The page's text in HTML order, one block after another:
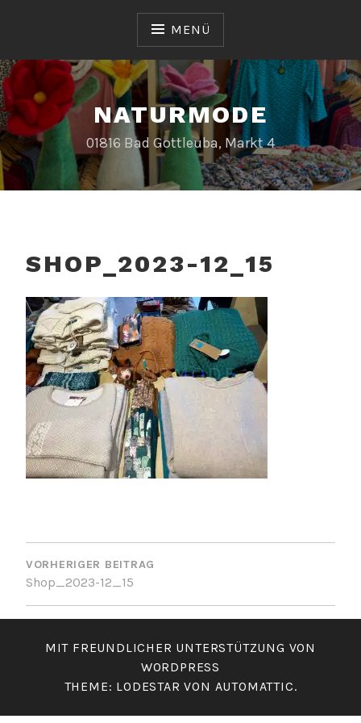
MENÜ
NATURMODE
01816 Bad Gottleuba, Markt 4
SHOP_2023-12_15
BEITRAGSNAVIGATION
VORHERIGER BEITRAG
Shop_2023-12_15
MIT FREUNDLICHER UNTERSTÜTZUNG VON
WORDPRESS
THEME: LODESTAR VON AUTOMATTIC.